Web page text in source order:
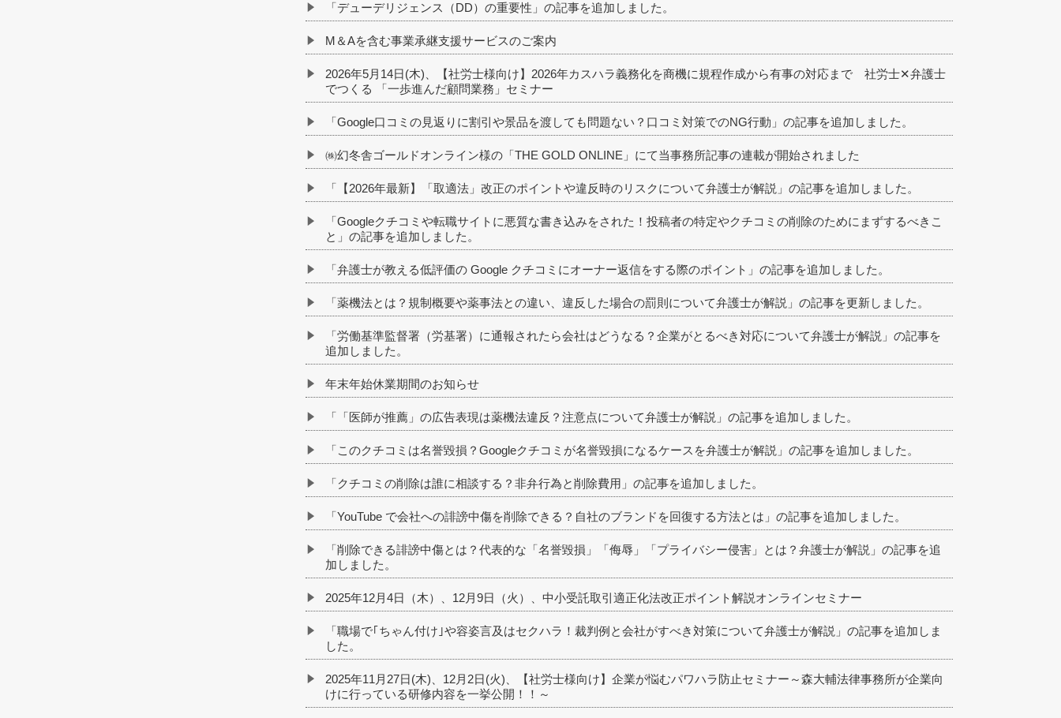
「デューデリジェンス（DD）の重要性」の記事を追加しました。
M＆Aを含む事業承継支援サービスのご案内
2026年5月14日(木)、【社労士様向け】2026年カスハラ義務化を商機に規程作成から有事の対応まで 社労士✕弁護士
でつくる 「一歩進んだ顧問業務」セミナー
「Google口コミの見返りに割引や景品を渡しても問題ない？口コミ対策でのNG行動」の記事を追加しました。
㈱幻冬舎ゴールドオンライン様の「THE GOLD ONLINE」にて当事務所記事の連載が開始されました
「【2026年最新】「取適法」改正のポイントや違反時のリスクについて弁護士が解説」の記事を追加しました。
「Googleクチコミや転職サイトに悪質な書き込みをされた！投稿者の特定やクチコミの削除のためにまずするべきこ
と」の記事を追加しました。
「弁護士が教える低評価の Google クチコミにオーナー返信をする際のポイント」の記事を追加しました。
「薬機法とは？規制概要や薬事法との違い、違反した場合の罰則について弁護士が解説」の記事を更新しました。
「労働基準監督署（労基署）に通報されたら会社はどうなる？企業がとるべき対応について弁護士が解説」の記事を
追加しました。
年末年始休業期間のお知らせ
「「医師が推薦」の広告表現は薬機法違反？注意点について弁護士が解説」の記事を追加しました。
「このクチコミは名誉毀損？Googleクチコミが名誉毀損になるケースを弁護士が解説」の記事を追加しました。
「クチコミの削除は誰に相談する？非弁行為と削除費用」の記事を追加しました。
「YouTube で会社への誹謗中傷を削除できる？自社のブランドを回復する方法とは」の記事を追加しました。
「削除できる誹謗中傷とは？代表的な「名誉毀損」「侮辱」「プライバシー侵害」とは？弁護士が解説」の記事を追
加しました。
2025年12月4日（木）、12月9日（火）、中小受託取引適正化法改正ポイント解説オンラインセミナー
「職場で｢ちゃん付け｣や容姿言及はセクハラ！裁判例と会社がすべき対策について弁護士が解説」の記事を追加しま
した。
2025年11月27日(木)、12月2日(火)、【社労士様向け】企業が悩むパワハラ防止セミナー～森大輔法律事務所が企業向
けに行っている研修内容を一挙公開！！～